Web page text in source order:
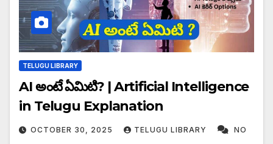
TELUGU LIBRARY
AI అంటే ఏమిటి? | Artificial Intelligence
in Telugu Explanation
OCTOBER 30, 2025 TELUGU LIBRARY NO